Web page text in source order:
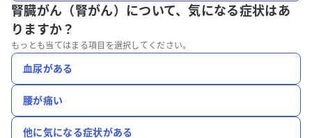
腎臓がん（腎がん）について、気になる症状はあ
りますか？
もっとも当てはまる項目を選択してください。
血尿がある
腰が痛い
他に気になる症状がある